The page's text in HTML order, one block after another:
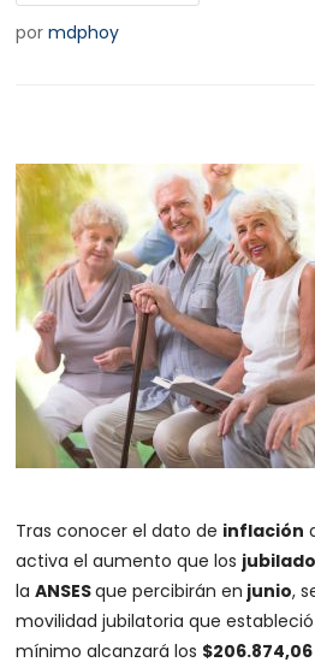
pormdphoy
Tras conocer el dato de inflación
activa el aumento que los
laANSESque percibirán en junio,
movilidad jubilatoria que estableció
mínimo alcanzará los